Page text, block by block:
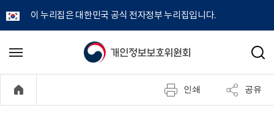
이 누리집은 대한민국 공식 전자정부 누리집입니다.
개
정
메
기
검
인쇄 공유